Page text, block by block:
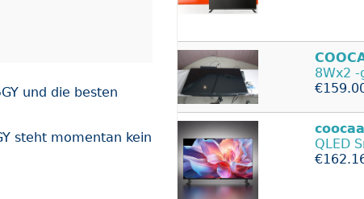
und die besten
steht momentan kein
8Wx2
coocaa
QLED